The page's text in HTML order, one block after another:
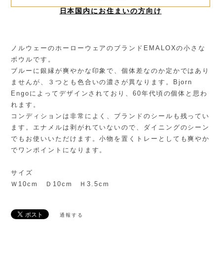
日本国内にお住まいの方向け
ノルウェーのホーローウェアのブランドEMALOXの小さな
ボウルです。
ブルーに銀縁が爽やかな印象で、個体差なのか定かではあり
ませんが、３つとも色合いの濃さが異なります。Bjorn
Engoによってデザインされており、60年代頃の個体と思わ
れます。
コンディションは非常によく、ブランドのシールも残ってい
ます。エナメルは剥がれていないので、ダイニングのシーン
でもお使いいただけます。小物を置くトレーとしても爽やか
でワンポイントになります。
サイズ
Ｗ10cm Ｄ10cm Ｈ3.5cm
通報する